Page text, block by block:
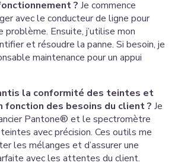
? Je commence
avec le conducteur de ligne pour
problème. Ensuite, j’utilise mon
et résoudre la panne. Si besoin, je
maintenance pour un appui
la conformité des teintes et
fonction des besoins du client ? Je
Pantone® et le spectromètre
avec précision. Ces outils me
les mélanges et d’assurer une
avec les attentes du client.